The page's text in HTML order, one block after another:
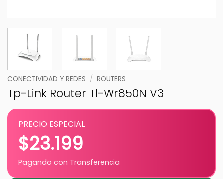
CONECTIVIDAD Y REDES / ROUTERS
Tp-Link Router Tl-Wr850N V3
PRECIO ESPECIAL
$23.199
Pagando con Transferencia